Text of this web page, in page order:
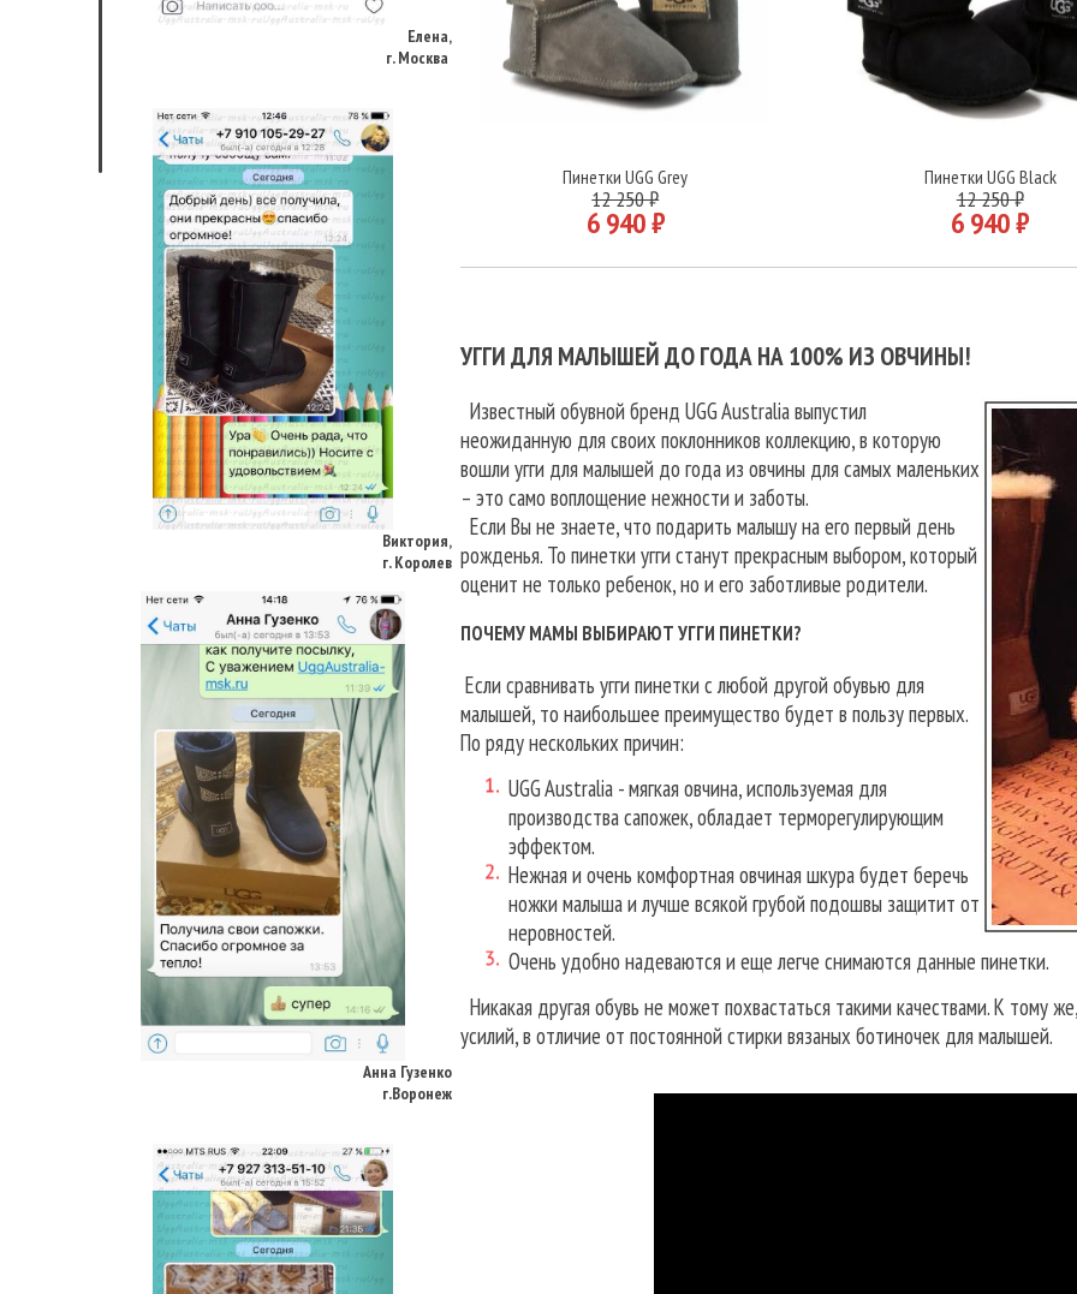
Виктория,
Анна Гузенко
г.Воронеж
Подробнее
Пинетки UGG Grey
12 250 ₽
6 940 ₽
Подробнее
Пинетки UGG Black
12 250 ₽
6 940 ₽
УГГИ ДЛЯ МАЛЫШЕЙ ДО ГОДА НА 100% ИЗ ОВЧИНЫ!
Известный обувной бренд UGG Australia выпустил
неожиданную для своих поклонников коллекцию, в которую
вошли угги для малышей до года из овчины для самых маленьких
– это само воплощение нежности и заботы.
Если Вы не знаете, что подарить малышу на его первый день
рожденья. То пинетки угги станут прекрасным выбором, который
оценит не только ребенок, но и его заботливые родители.
ПОЧЕМУ МАМЫ ВЫБИРАЮТ УГГИ ПИНЕТКИ?
Если сравнивать угги пинетки с любой другой обувью для
малышей, то наибольшее преимущество будет в пользу первых.
По ряду нескольких причин:
UGG Australia - мягкая овчина, используемая для
производства сапожек, обладает терморегулирующим
эффектом.
Нежная и очень комфортная овчиная шкура будет беречь
ножки малыша и лучше всякой грубой подошвы защитит от
неровностей.
Очень удобно надеваются и еще легче снимаются данные пинетки.
Никакая другая обувь не может похвастаться такими качествами. К тому
усилий, в отличие от постоянной стирки вязаных ботиночек для малышей.